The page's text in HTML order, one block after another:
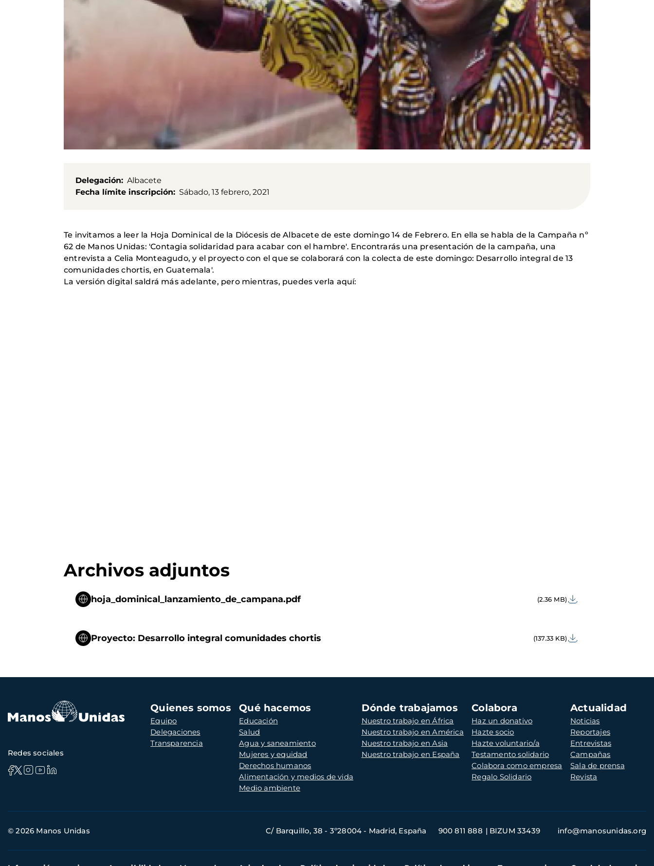
Delegación
Albacete
Fecha límite inscripción
Sábado, 13 febrero, 2021
Te invitamos a leer la Hoja Dominical de la Diócesis de Albacete de este domingo 14 de Febrero. En ella se habla de la Campaña nº
62 de Manos Unidas: 'Contagia solidaridad para acabar con el hambre'. Encontrarás una presentación de la campaña, una
entrevista a Celia Monteagudo, y el proyecto con el que se colaborará con la colecta de este domingo: Desarrollo integral de 13
comunidades chortis, en Guatemala'.
La versión digital saldrá más adelante, pero mientras, puedes verla aquí:
Archivos adjuntos
hoja_dominical_lanzamiento_de_campana.pdf (2.36 MB)
Proyecto: Desarrollo integral comunidades chortis (137.33 KB)
Navegación
principal
Quienes somos
Equipo
Delegaciones
Transparencia
Qué hacemos
Educación
Salud
Agua y saneamiento
Mujeres y equidad
Derechos humanos
Alimentación y medios de vida
Medio ambiente
Dónde trabajamos
Nuestro trabajo en África
Nuestro trabajo en América
Nuestro trabajo en Asia
Nuestro trabajo en España
Colabora
Haz un donativo
Hazte socio
Hazte voluntario/a
Testamento solidario
Colabora como empresa
Regalo Solidario
Actualidad
Noticias
Reportajes
Entrevistas
Campañas
Sala de prensa
Revista
Redes sociales
de
© 2026 Manos Unidas C/ Barquillo, 38 - 3º28004 - Madrid, España 900 811 888 BIZUM 33439 info@manosunidas.org